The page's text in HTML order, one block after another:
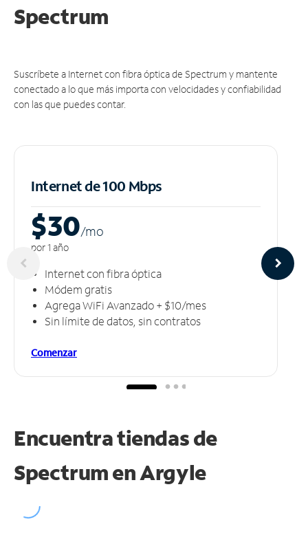
Spectrum
Suscríbete a Internet con fibra óptica de Spectrum y mantente
conectado a lo que más importa con velocidades y confiabilidad
con las que puedes contar.
Internet de 100 Mbps
$30/mo
por 1 año
Internet con fibra óptica
Módem gratis
Agrega WiFi Avanzado + $10/mes
Sin límite de datos, sin contratos
Comenzar
Encuentra tiendas de
Spectrum enArgyle